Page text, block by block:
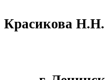
Красикова Н.Н.